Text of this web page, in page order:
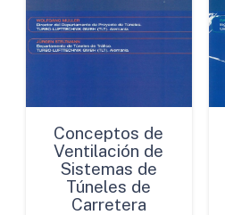
Conceptos de
Ventilación de
Sistemas de
Túneles de
Carretera